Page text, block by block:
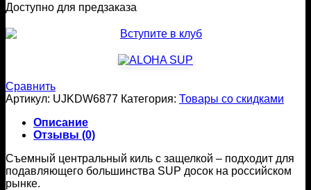
Доступно для предзаказа
Сравнить
Артикул: UJKDW6877 Категория: Товары со скидками
Описание
Отзывы (0)
Съемный центральный киль с защелкой – подходит для
подавляющего большинства SUP досок на российском
рынке.